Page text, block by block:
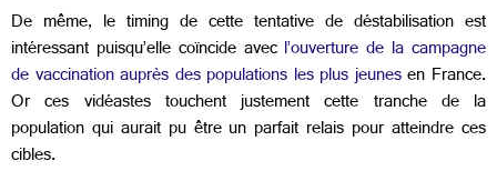
De même, le timing de cette tentative de déstabilisation est
intéressant puisqu’elle coïncide avecl’ouverture de la campagne
de vaccination auprès des populations les plus jeunesen France.
Or ces vidéastes touchent justement cette tranche de la
population qui aurait pu être un parfait relais pour atteindre ces
cibles.